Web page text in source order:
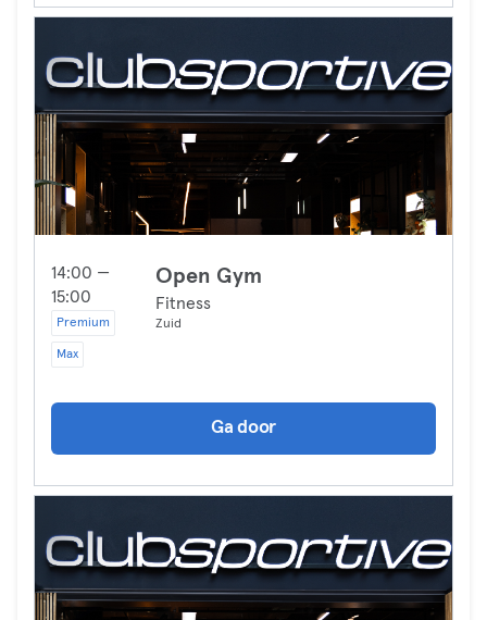
14:00 —
15:00
Premium
Max
Open Gym
Fitness
Zuid
Ga door